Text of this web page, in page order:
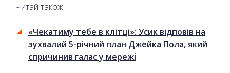
Читай також:
«Чекатиму тебе в клітці»: Усик відповів на
зухвалий 5-річний план Джейка Пола, який
спричинив галас у мережі